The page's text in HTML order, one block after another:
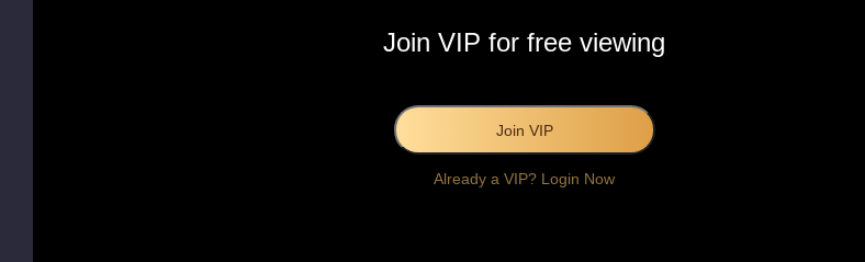
Join VIP for free viewing
Join VIP
Already a VIP? Login Now